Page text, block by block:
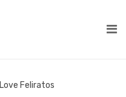
Love Feliratos